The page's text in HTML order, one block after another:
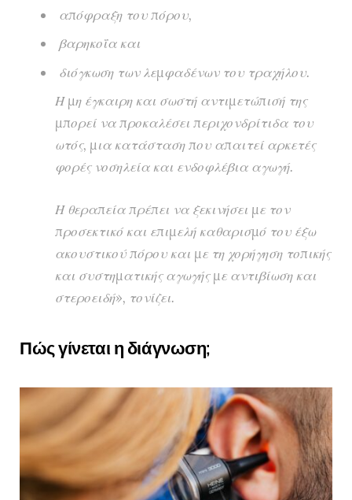
απόφραξη του πόρου,
βαρηκοΐα και
διόγκωση των λεμφαδένων του τραχήλου.
Η μη έγκαιρη και σωστή αντιμετώπισή της
μπορεί να προκαλέσει περιχονδρίτιδα του
ωτός, μια κατάσταση που απαιτεί αρκετές
φορές νοσηλεία και ενδοφλέβια αγωγή.
Η θεραπεία πρέπει να ξεκινήσει με τον
προσεκτικό και επιμελή καθαρισμό του έξω
ακουστικού πόρου και με τη χορήγηση τοπικής
και συστηματικής αγωγής με αντιβίωση και
στεροειδή», τονίζει.
Πώς γίνεται η διάγνωση;